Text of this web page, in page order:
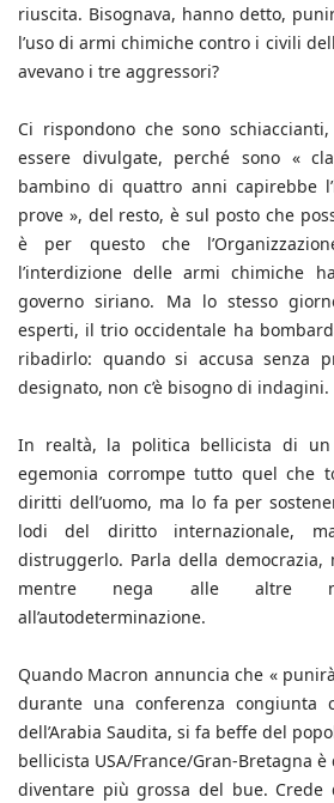
riuscita. Bisognava, hanno detto,
l’uso di armi chimiche contro i civili
avevano i tre aggressori?
Ci rispondono che sono
essere divulgate, perché sono «
bambino di quattro anni capirebbe
prove », del resto, è sul posto che
è per questo che
l’interdizione delle armi chimiche
governo siriano. Ma lo stesso
esperti, il trio occidentale ha
ribadirlo: quando si accusa senza
designato, non c’è bisogno di indagini.
In realtà, la politica bellicista di
egemonia corrompe tutto quel che
diritti dell’uomo, ma lo fa per
lodi del diritto internazionale,
distruggerlo. Parla della
mentre nega alle altre
all’autodeterminazione.
Quando Macron annuncia che «
durante una conferenza congiunta
dell’Arabia Saudita, si fa beffe del
bellicista USA/France/Gran-Bretagna
diventare più grossa del bue.